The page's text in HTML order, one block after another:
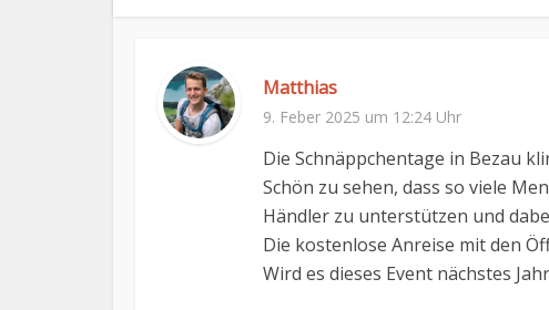
Matthias
9. Feber 2025 um 12:24 Uhr
Die Schnäppchentage in Bezau
Schön zu sehen, dass so viele
Händler zu unterstützen und
Die kostenlose Anreise mit den
Wird es dieses Event nächstes